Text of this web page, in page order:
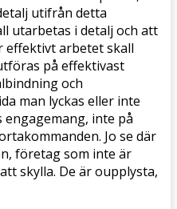
utifrån detta
utarbetas i detalj och att
effektivt arbetet skall
på effektivast
och
man lyckas eller inte
inte på
Jo se där
företag som inte är
skylla. De är oupplysta,